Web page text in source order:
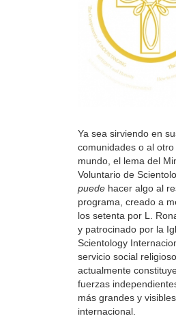
Ya sea sirviendo en
comunidades o al
mundo, el lema del
Voluntario de
puede hacer algo al
programa, creado a
los setenta por L.
y patrocinado por la
Scientology
servicio social religioso,
actualmente
fuerzas
más grandes y
internacional.